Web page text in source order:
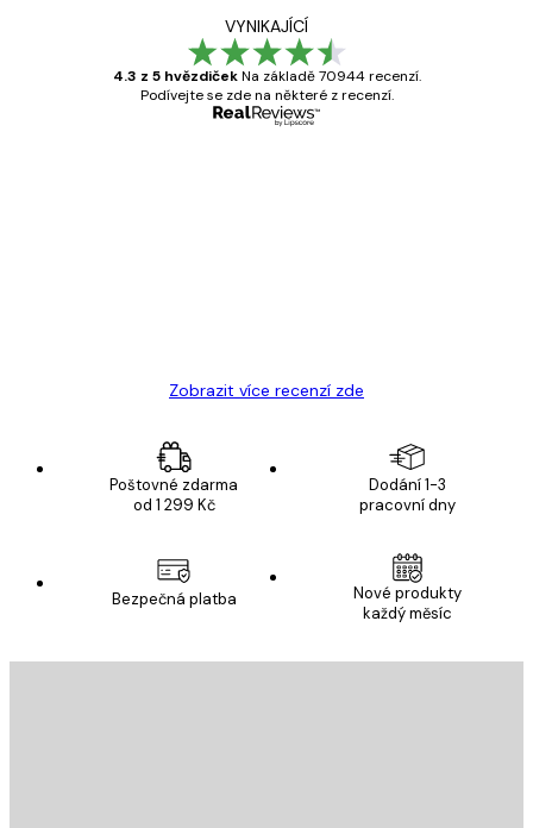
VYNIKAJÍCÍ
4.3 z 5 hvězdiček Na základě 70944 recenzí.
Podívejte se zde na některé z recenzí.
Zobrazit více recenzí zde
Poštovné zdarma
od 1 299 Kč
Dodání 1-3
pracovní dny
Bezpečná platba
Nové produkty
každý měsíc